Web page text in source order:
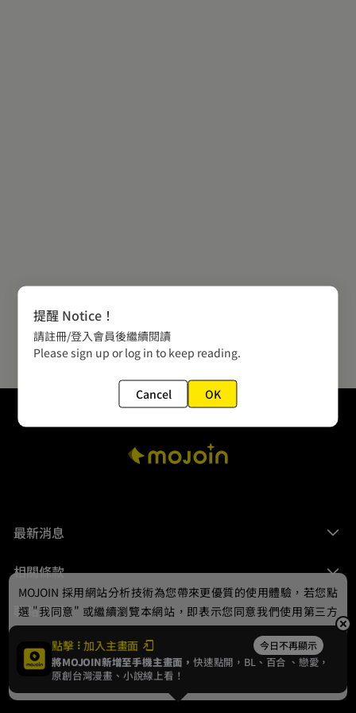
最新消息
相關條款
聯絡我們
© 2024 gamania Digital Entertainment Co., Ltd.
點擊 加入主畫面 今日不再顯示
將MOJOIN新增至手機主畫面，快速點開，BL、 百合 、戀愛，
原創台灣漫畫、小說線上看！
MOJOIN 採用網站分析技術為您帶來更優質的使用體驗，若您點
選 "我同意" 或繼續瀏覽本網站，即表示您同意我們使用第三方
Cookie，欲瞭解更多資訊請見隱私權政策。
我同意
提醒 Notice！
請註冊/登入會員後繼續閱讀
Please sign up or log in to keep reading.
Cancel OK